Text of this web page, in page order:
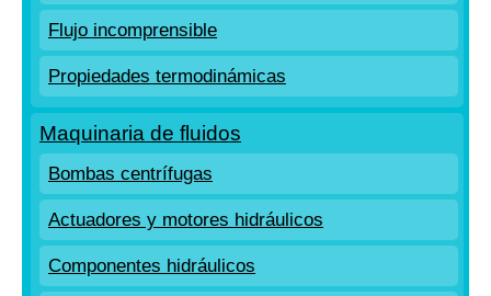
Flujo incomprensible
Propiedades termodinámicas
Maquinaria de fluidos
Bombas centrífugas
Actuadores y motores hidráulicos
Componentes hidráulicos